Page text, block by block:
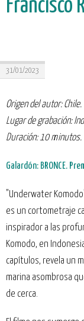
Francisco
31/01/2023
Origen del autor: Chile.
Lugar de grabación:
Duración: 10 minutos.
Galardón: BRONCE.
"Underwater
es un cortometraje
inspirador a las
Komodo, en
capítulos, revela un
marina asombrosa
de cerca.